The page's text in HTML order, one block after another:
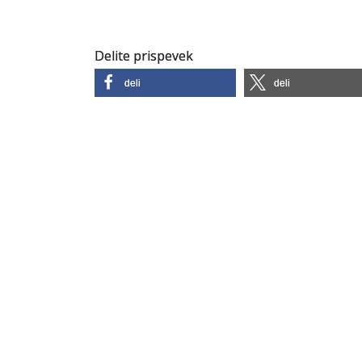
Delite prispevek
deli deli